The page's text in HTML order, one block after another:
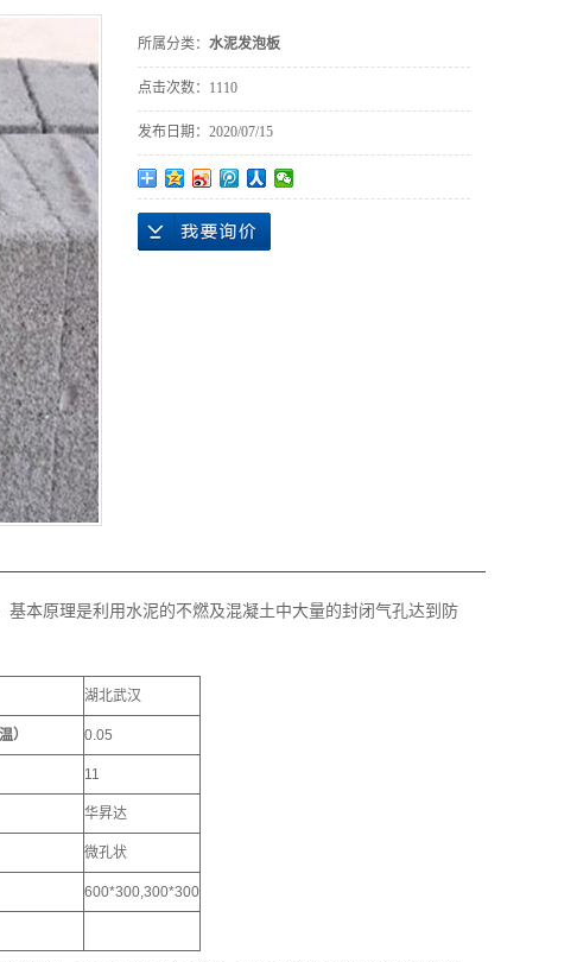
所属分类： 水泥发泡板
点击次数： 1110
发布日期： 2020/07/15
本原理是利用水泥的不燃及混凝土中大量的封闭气孔达到防
湖北武汉
） 0.05
11
华昇达
微孔状
600*300,300*300